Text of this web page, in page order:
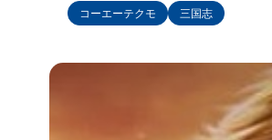
コーエーテクモ
三国志